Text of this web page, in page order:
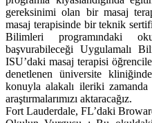
gereksinimi olan bir masaj
masaj terapisinde bir teknik
Bilimleri programındaki
başvurabileceği Uygulamalı
ISU’daki masaj terapisi
denetlenen üniversite
konuyla alakalı ileriki
araştırmalarımızı aktaracağız.
Fort Lauderdale, FL’daki